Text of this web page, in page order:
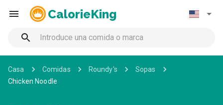
CalorieKing
Casa Comidas Roundy's
Sopas
Chicken Noodle